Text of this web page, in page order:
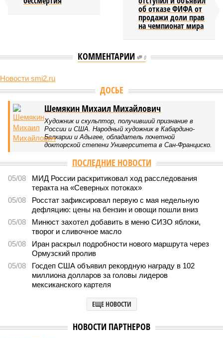
об отказе ФИФА от
продажи доли прав
на чемпионат мира
КОММЕНТАРИИ 0
Новости smi2.ru
ДОСЬЕ
Шемякин Михаил Михайлович
Художник и скульптор, получивший признание в
России и США. Народный художник в Кабардино-
Балкарии и Адыгее, обладатель почетной
докторской степени Университета в Сан-Франциско.
ПОСЛЕДНИЕ НОВОСТИ
05/08
МИД России раскритиковал ход расследования
теракта на «Северных потоках»
05/08
Росстат зафиксировал первую с мая недельную
дефляцию: цены на бензин и овощи пошли вниз
05/08
Минюст захотел добавить в меню СИЗО яблоки,
творог и сливочное масло
05/08
Иран раскрыл подробности нового маршрута через
Ормузский пролив
05/08
Госдеп США объявил рекордную награду в 102
миллиона долларов за головы лидеров
мексиканского картеля
ЕЩЕ НОВОСТИ
НОВОСТИ ПАРТНЕРОВ